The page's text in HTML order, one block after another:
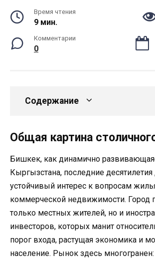
Время чтения
9 мин.
Комментарии
0
Содержание
Общая картина
Бишкек, как динамично
Кыргызстана, последние
устойчивый интерес к вопросам
коммерческой недвижимости. Город
только местных жителей, но и
инвесторов, которых манит
порог входа, растущая экономика и
население. Рынок здесь многогранен: